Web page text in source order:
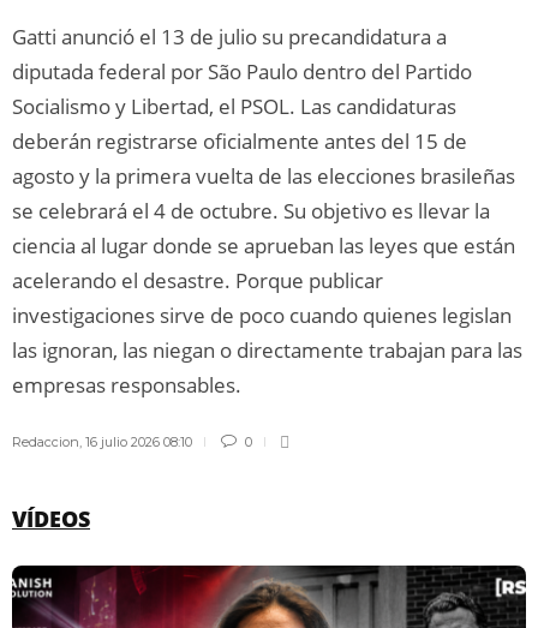
Gatti anunció el 13 de julio su precandidatura a
diputada federal por São Paulo dentro del Partido
Socialismo y Libertad, el PSOL. Las candidaturas
deberán registrarse oficialmente antes del 15 de
agosto y la primera vuelta de las elecciones brasileñas
se celebrará el 4 de octubre. Su objetivo es llevar la
ciencia al lugar donde se aprueban las leyes que están
acelerando el desastre. Porque publicar
investigaciones sirve de poco cuando quienes legislan
las ignoran, las niegan o directamente trabajan para las
empresas responsables.
Redaccion, 16 julio 2026 08:10 0
VÍDEOS